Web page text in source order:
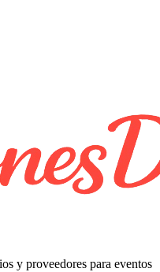
y proveedores para eventos